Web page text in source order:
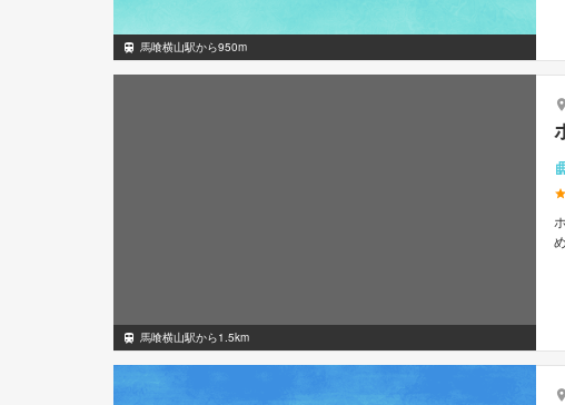
馬喰横山駅から950m
馬喰横山駅から1.5km